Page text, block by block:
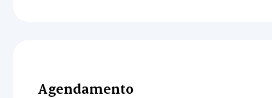
Agendamento